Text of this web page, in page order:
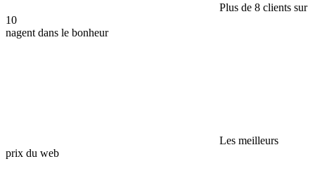
Plus de 8 clients sur
10
nagent dans le bonheur
Les meilleurs
prix du web